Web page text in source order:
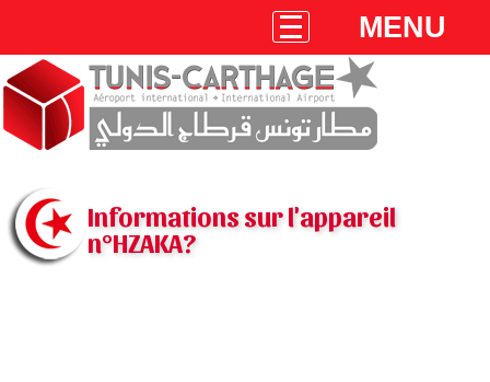
MENU
Informations sur l'appareil
n°HZAKA?